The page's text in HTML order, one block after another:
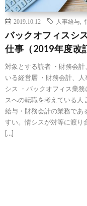
2019.10.12 人事給与
バックオフィスシ
仕事（2019年度改
対象とする読者 ・財務会
いる経営層 ・財務会計、
シス ・バックオフィス業
スへの転職を考えている人
給与・財務会計の業務であ
すい。情シスが対等に渡り
[…]